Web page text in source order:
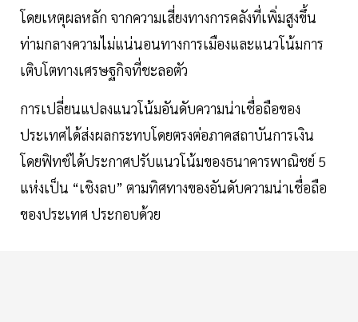
โดยเหตุผลหลัก จากความเสี่ยงทางการคลังที่เพิ่มสูงขึ้น
ท่ามกลางความไม่แน่นอนทางการเมืองและแนวโน้มการ
เติบโตทางเศรษฐกิจที่ชะลอตัว
การเปลี่ยนแปลงแนวโน้มอันดับความน่าเชื่อถือของ
ประเทศได้ส่งผลกระทบโดยตรงต่อภาคสถาบันการเงิน
โดยฟิทช์ได้ประกาศปรับแนวโน้มของธนาคารพาณิชย์ 5
แห่งเป็น “เชิงลบ” ตามทิศทางของอันดับความน่าเชื่อถือ
ของประเทศ ประกอบด้วย